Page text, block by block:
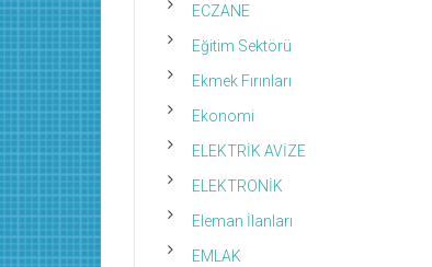
ECZANE
Eğitim Sektörü
Ekmek Fırınları
Ekonomi
ELEKTRİK AVİZE
ELEKTRONİK
Eleman İlanları
EMLAK